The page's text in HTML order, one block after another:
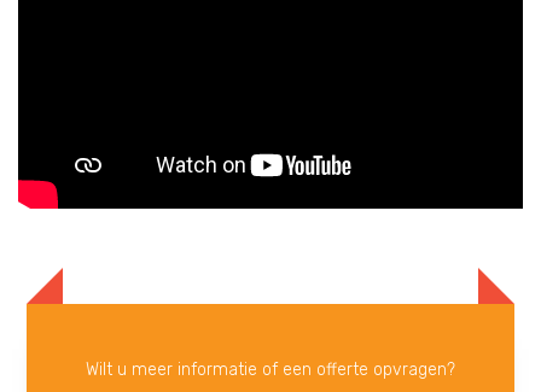
Wilt u meer informatie of een offerte opvragen?